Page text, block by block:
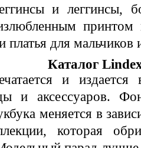
и леггинсы,
принтом
платья для мальчиков
Каталог
и
и аксессуаров.
меняется в
которая